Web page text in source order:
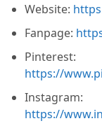
Website:
Fanpage:
Pinterest:
https://
Instagram:
https://